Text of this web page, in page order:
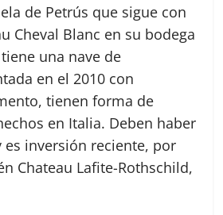
de Petrús que sigue con
Cheval Blanc en su bodega
una nave de
en el 2010 con
tienen forma de
en Italia. Deben haber
es inversión reciente, por
Chateau Lafite-Rothschild,